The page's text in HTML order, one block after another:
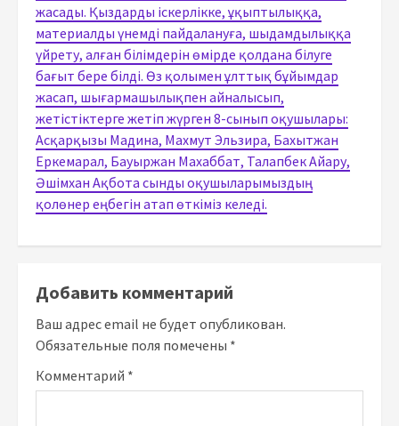
жасады. Қыздарды іскерлікке, ұқыптылыққа,
материалды үнемді пайдалануға, шыдамдылыққа
үйрету, алған білімдерін өмірде қолдана білуге
бағыт бере білді. Өз қолымен ұлттық бұйымдар
жасап, шығармашылықпен айналысып,
жетістіктерге жетіп жүрген 8-сынып оқушылары:
Асқарқызы Мадина, Махмут Эльзира, Бахытжан
Еркемарал, Бауыржан Махаббат, Талапбек Айару,
Әшімхан Ақбота сынды оқушыларымыздың
қолөнер еңбегін атап өткіміз келеді.
Добавить комментарий
Ваш адрес email не будет опубликован.
Обязательные поля помечены *
Комментарий *